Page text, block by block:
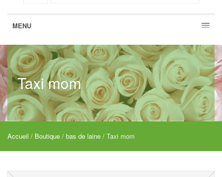
MENU
Taxi mom
Accueil / Boutique / bas de laine / Taxi mom